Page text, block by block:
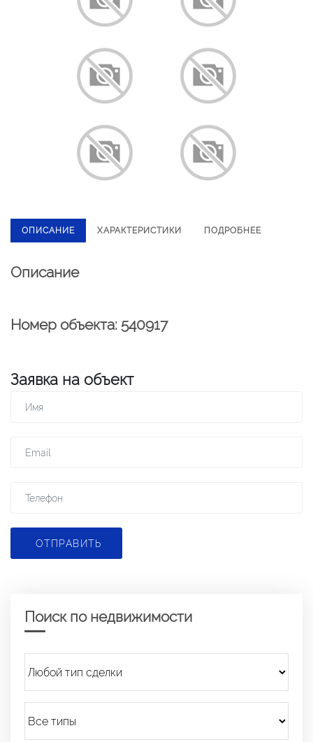
ОПИСАНИЕ ХАРАКТЕРИСТИКИ ПОДРОБНЕЕ
Описание
Номер объекта: 540917
Заявка на объект
ОТПРАВИТЬ
Поиск по недвижимости